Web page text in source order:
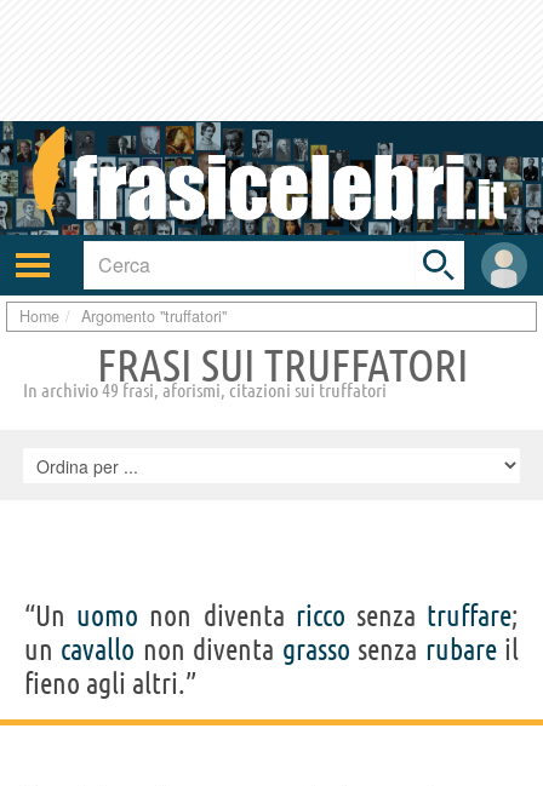
Attiva/disattiva
navigazione
User
area
Toggle
search
bar
Home Argomento "truffatori"
FRASI SUI TRUFFATORI
In archivio 49 frasi, aforismi, citazioni sui truffatori
“Un uomo non diventa ricco senza truffare;
un cavallo non diventa grasso senza rubareil
fieno agli altri.”